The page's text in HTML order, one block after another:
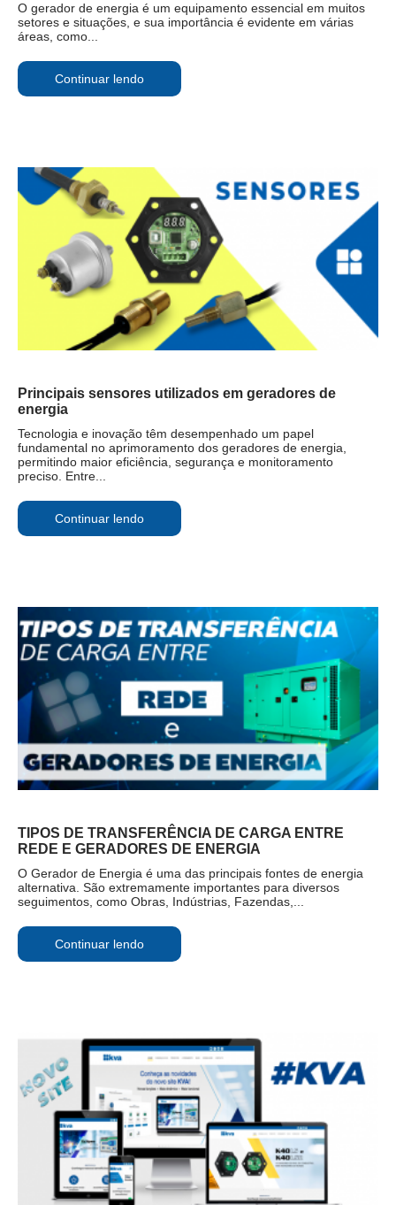
O gerador de energia é um equipamento essencial em muitos
setores e situações, e sua importância é evidente em várias
áreas, como...
Continuar lendo
Principais sensores utilizados em geradores de
energia
Tecnologia e inovação têm desempenhado um papel
fundamental no aprimoramento dos geradores de energia,
permitindo maior eficiência, segurança e monitoramento
preciso. Entre...
Continuar lendo
TIPOS DE TRANSFERÊNCIA DE CARGA ENTRE
REDE E GERADORES DE ENERGIA
O Gerador de Energia é uma das principais fontes de energia
alternativa. São extremamente importantes para diversos
seguimentos, como Obras, Indústrias, Fazendas,...
Continuar lendo